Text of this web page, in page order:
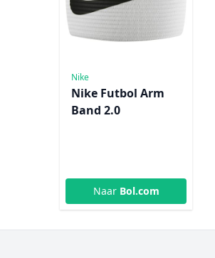
Nike
Nike Futbol Arm
Band 2.0
Naar Bol.com